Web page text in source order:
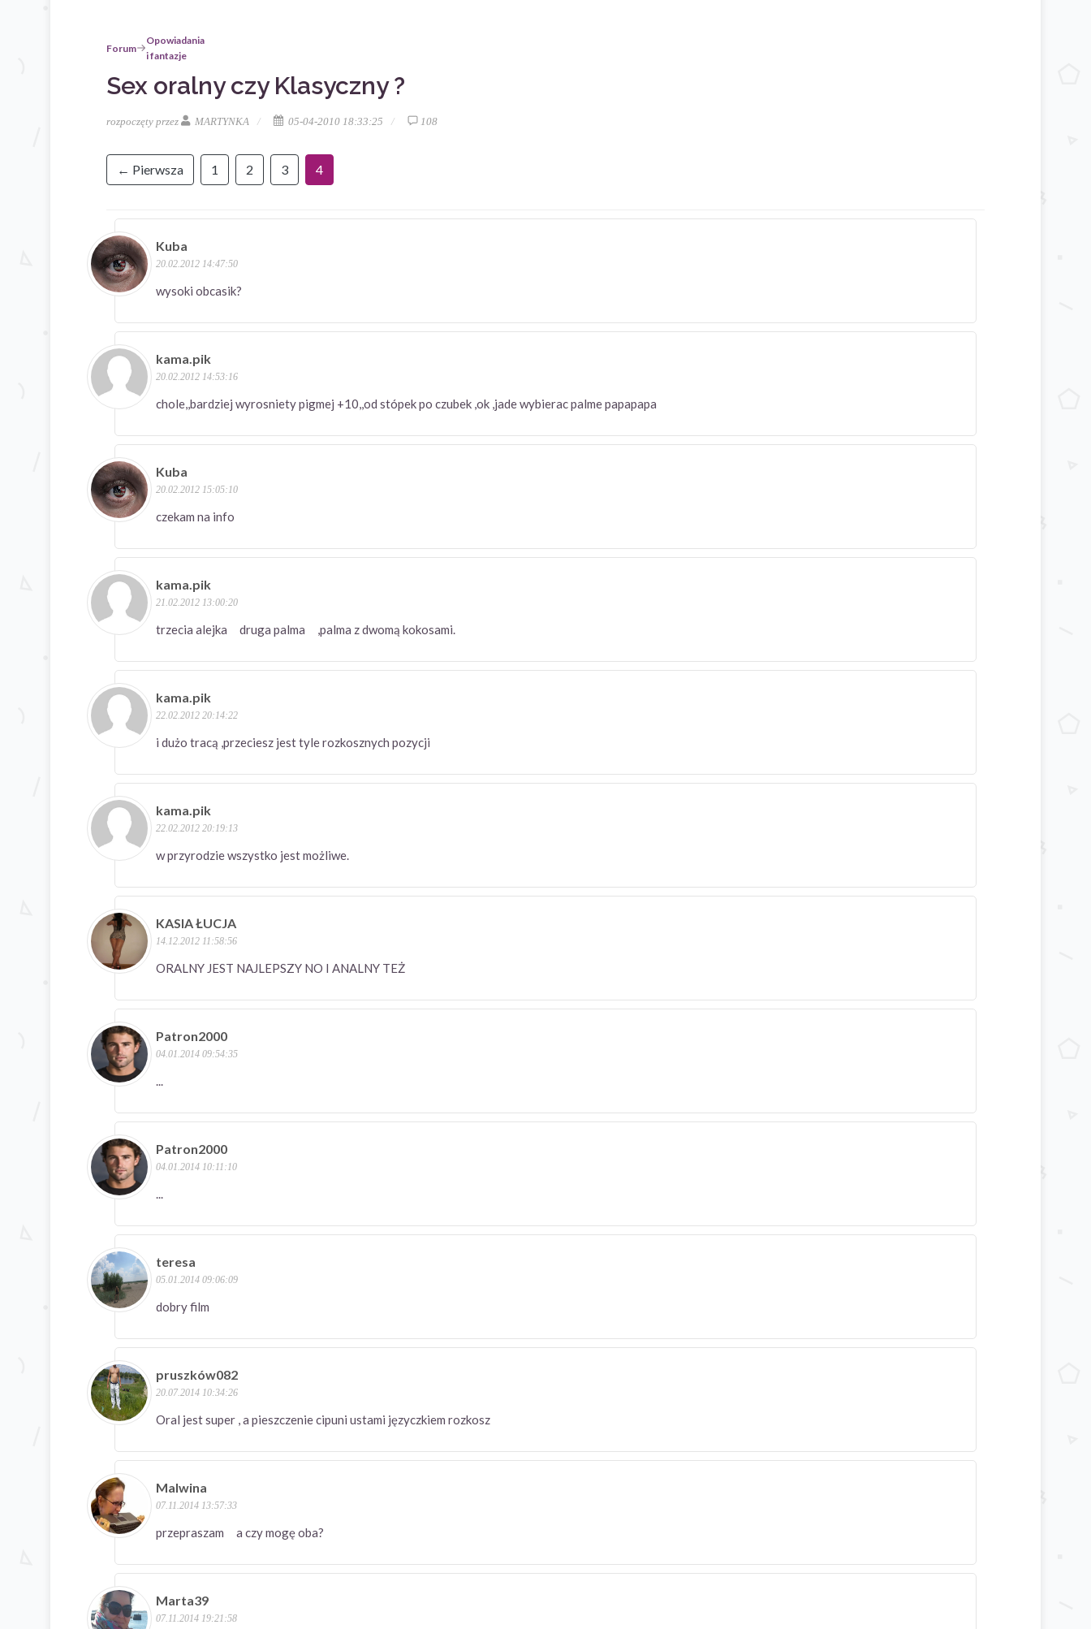
Forum
Opowiadania
i fantazje
Sex oralny czy Klasyczny ?
rozpoczęty przez MARTYNKA 05-04-2010 18:33:25 108
← Pierwsza 1 2 3 4
Kuba
20.02.2012 14:47:50
wysoki obcasik?
kama.pik
20.02.2012 14:53:16
chole,,bardziej wyrosniety pigmej +10,,od stópek po czubek ,ok ,jade wybierac palme papapapa
Kuba
20.02.2012 15:05:10
czekam na info
kama.pik
21.02.2012 13:00:20
trzecia alejka druga palma ,palma z dwomą kokosami.
kama.pik
22.02.2012 20:14:22
i dużo tracą ,przeciesz jest tyle rozkosznych pozycji
kama.pik
22.02.2012 20:19:13
w przyrodzie wszystko jest możliwe.
KASIA ŁUCJA
14.12.2012 11:58:56
ORALNY JEST NAJLEPSZY NO I ANALNY TEŻ
Patron2000
04.01.2014 09:54:35
...
Patron2000
04.01.2014 10:11:10
...
teresa
05.01.2014 09:06:09
dobry film
pruszków082
20.07.2014 10:34:26
Oral jest super , a pieszczenie cipuni ustami języczkiem rozkosz
Malwina
07.11.2014 13:57:33
przepraszam a czy mogę oba?
Marta39
07.11.2014 19:21:58